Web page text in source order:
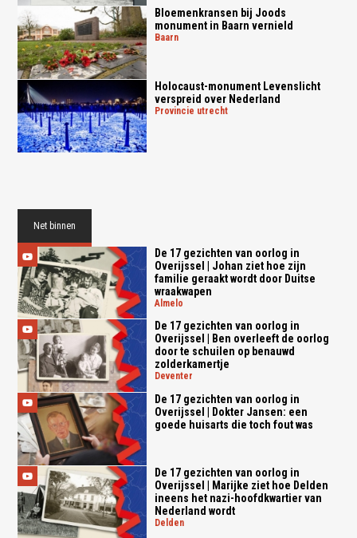
Bloemenkransen bij Joods
monument in Baarn vernield
baarn
Holocaust-monument Levenslicht
verspreid over Nederland
provincie utrecht
Net binnen
De 17 gezichten van oorlog in
Overijssel | Johan ziet hoe zijn
familie geraakt wordt door Duitse
wraakwapen
almelo
De 17 gezichten van oorlog in
Overijssel | Ben overleeft de oorlog
door te schuilen op benauwd
zolderkamertje
deventer
De 17 gezichten van oorlog in
Overijssel | Dokter Jansen: een
goede huisarts die toch fout was
De 17 gezichten van oorlog in
Overijssel | Marijke ziet hoe Delden
ineens het nazi-hoofdkwartier van
Nederland wordt
delden